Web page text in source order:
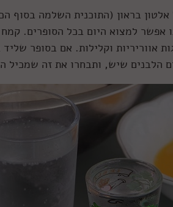
בראון (התוכנית השלמה בסוף
למצוא היום בכל הסופרים. קמח
אווריריות וקלילות. אם בסופר
הלבנים שיש, ותבחרו את זה שמכיל